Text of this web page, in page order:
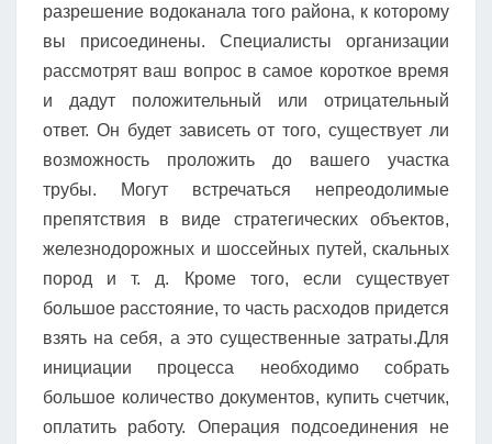
разрешение водоканала того района, к которому
вы присоединены. Специалисты организации
рассмотрят ваш вопрос в самое короткое время
и дадут положительный или отрицательный
ответ. Он будет зависеть от того, существует ли
возможность проложить до вашего участка
трубы. Могут встречаться непреодолимые
препятствия в виде стратегических объектов,
железнодорожных и шоссейных путей, скальных
пород и т. д. Кроме того, если существует
большое расстояние, то часть расходов придется
взять на себя, а это существенные затраты.Для
инициации процесса необходимо собрать
большое количество документов, купить счетчик,
оплатить работу. Операция подсоединения не